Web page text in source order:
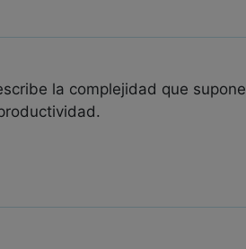
la complejidad que supone